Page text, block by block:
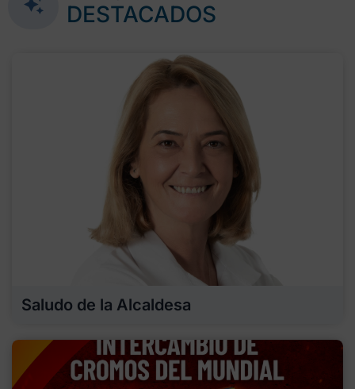
DESTACADOS
Saludo de la Alcaldesa